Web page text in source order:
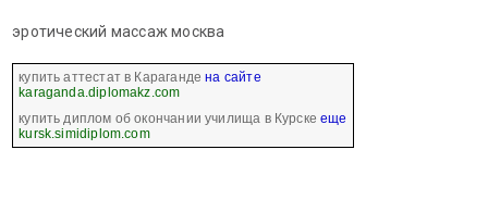
эротический массаж москва
купить аттестат в Карагандена сайте
karaganda.diplomakz.com
купить диплом об окончании училища в Курскееще
kursk.simidiplom.com